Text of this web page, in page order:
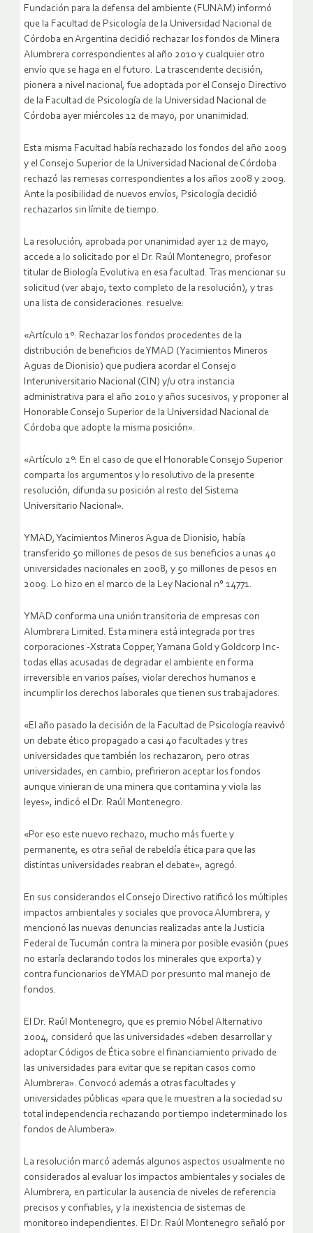
Fundación para la defensa del ambiente (FUNAM) informó
que la Facultad de Psicología de la Universidad Nacional de
Córdoba en Argentina decidió rechazar los fondos de Minera
Alumbrera correspondientes al año 2010 y cualquier otro
envío que se haga en el futuro. La trascendente decisión,
pionera a nivel nacional, fue adoptada por el Consejo Directivo
de la Facultad de Psicología de la Universidad Nacional de
Córdoba ayer miércoles 12 de mayo, por unanimidad.
Esta misma Facultad había rechazado los fondos del año 2009
y el Consejo Superior de la Universidad Nacional de Córdoba
rechazó las remesas correspondientes a los años 2008 y 2009.
Ante la posibilidad de nuevos envíos, Psicología decidió
rechazarlos sin límite de tiempo.
La resolución, aprobada por unanimidad ayer 12 de mayo,
accede a lo solicitado por el Dr. Raúl Montenegro, profesor
titular de Biología Evolutiva en esa facultad. Tras mencionar su
solicitud (ver abajo, texto completo de la resolución), y tras
una lista de consideraciones. resuelve:
«Artículo 1º: Rechazar los fondos procedentes de la
distribución de beneficios de YMAD (Yacimientos Mineros
Aguas de Dionisio) que pudiera acordar el Consejo
Interuniversitario Nacional (CIN) y/u otra instancia
administrativa para el año 2010 y años sucesivos, y proponer al
Honorable Consejo Superior de la Universidad Nacional de
Córdoba que adopte la misma posición».
«Artículo 2º: En el caso de que el Honorable Consejo Superior
comparta los argumentos y lo resolutivo de la presente
resolución, difunda su posición al resto del Sistema
Universitario Nacional».
YMAD, Yacimientos Mineros Agua de Dionisio, había
transferido 50 millones de pesos de sus beneficios a unas 40
universidades nacionales en 2008, y 50 millones de pesos en
2009. Lo hizo en el marco de la Ley Nacional n° 14771.
YMAD conforma una unión transitoria de empresas con
Alumbrera Limited. Esta minera está integrada por tres
corporaciones -Xstrata Copper, Yamana Gold y Goldcorp Inc-
todas ellas acusadas de degradar el ambiente en forma
irreversible en varios países, violar derechos humanos e
incumplir los derechos laborales que tienen sus trabajadores.
«El año pasado la decisión de la Facultad de Psicología reavivó
un debate ético propagado a casi 40 facultades y tres
universidades que también los rechazaron, pero otras
universidades, en cambio, prefirieron aceptar los fondos
aunque vinieran de una minera que contamina y viola las
leyes», indicó el Dr. Raúl Montenegro.
«Por eso este nuevo rechazo, mucho más fuerte y
permanente, es otra señal de rebeldía ética para que las
distintas universidades reabran el debate», agregó.
En sus considerandos el Consejo Directivo ratificó los múltiples
impactos ambientales y sociales que provoca Alumbrera, y
mencionó las nuevas denuncias realizadas ante la Justicia
Federal de Tucumán contra la minera por posible evasión (pues
no estaría declarando todos los minerales que exporta) y
contra funcionarios de YMAD por presunto mal manejo de
fondos.
El Dr. Raúl Montenegro, que es premio Nóbel Alternativo
2004, consideró que las universidades «deben desarrollar y
adoptar Códigos de Ética sobre el financiamiento privado de
las universidades para evitar que se repitan casos como
Alumbrera». Convocó además a otras facultades y
universidades públicas «para que le muestren a la sociedad su
total independencia rechazando por tiempo indeterminado los
fondos de Alumbera».
La resolución marcó además algunos aspectos usualmente no
considerados al evaluar los impactos ambientales y sociales de
Alumbrera, en particular la ausencia de niveles de referencia
precisos y confiables, y la inexistencia de sistemas de
monitoreo independientes. El Dr. Raúl Montenegro señaló por